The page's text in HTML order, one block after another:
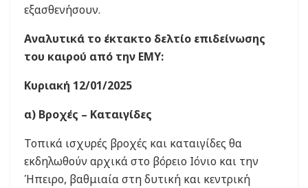
εξασθενήσουν.
Αναλυτικά το έκτακτο δελτίο επιδείνωσης
του καιρού από την ΕΜΥ:
Κυριακή 12/01/2025
α) Βροχές – Καταιγίδες
Τοπικά ισχυρές βροχές και καταιγίδες θα
εκδηλωθούν αρχικά στο βόρειο Ιόνιο και την
Ήπειρο, βαθμιαία στη δυτική και κεντρική